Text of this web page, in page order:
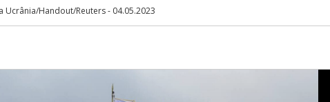
Ucrânia/Handout/Reuters - 04.05.2023